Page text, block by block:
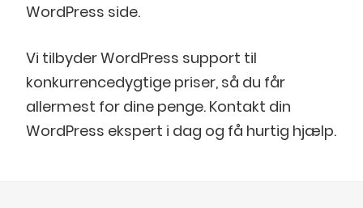
WordPress side.
Vi tilbyder WordPress support til
konkurrencedygtige priser, så du får
allermest for dine penge. Kontakt din
WordPress ekspert i dag og få hurtig hjælp.